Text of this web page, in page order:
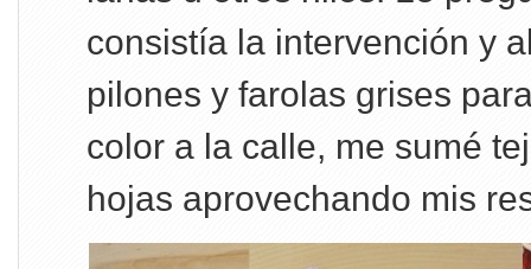
consistía la intervención y
pilones y farolas grises
color a la calle, me sumé
hojas aprovechando mis